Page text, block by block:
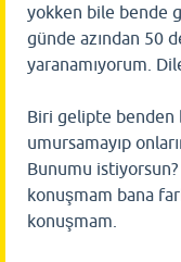
yokken bile bende
günde azından 50
yaranamıyorum.
Biri gelipte benden
umursamayıp
Bunumu
konuşmam bana
konuşmam.